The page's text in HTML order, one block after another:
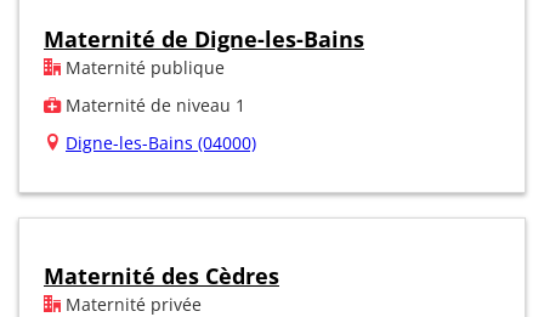
Maternité de Digne-les-Bains
Maternité publique
Maternité de niveau 1
Digne-les-Bains (04000)
Maternité des Cèdres
Maternité privée